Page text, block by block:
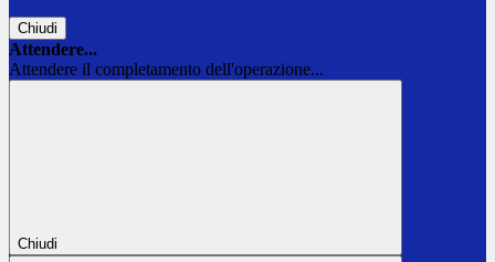
Chiudi
Attendere...
Attendere il completamento dell'operazione...
Chiudi